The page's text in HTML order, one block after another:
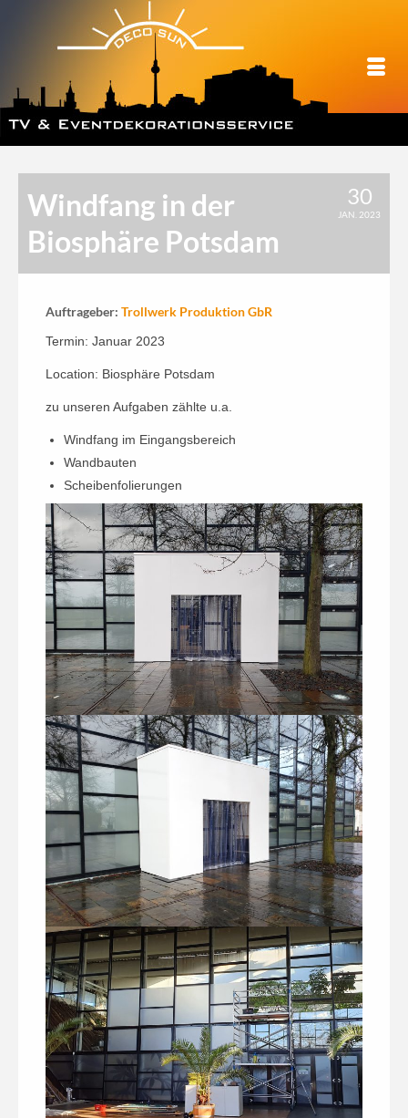
30
JAN. 2023
Windfang in der
Biosphäre Potsdam
Auftrageber: Trollwerk Produktion GbR
Termin: Januar 2023
Location: Biosphäre Potsdam
zu unseren Aufgaben zählte u.a.
Windfang im Eingangsbereich
Wandbauten
Scheibenfolierungen